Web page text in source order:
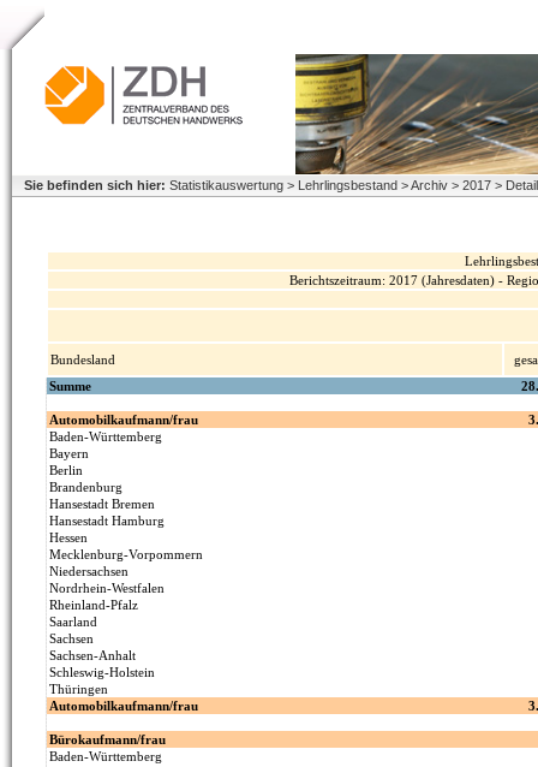
Sie befinden sich hier: Statistikauswertung > Lehrlingsbestand > Archiv > 2017 >